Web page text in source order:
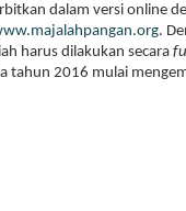
dalam versi online
.
harus dilakukan secara
tahun 2016 mulai